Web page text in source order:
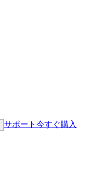
サポート 今すぐ購入